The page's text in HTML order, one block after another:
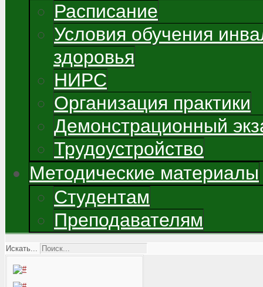
Расписание
Условия обучения
здоровья
НИРС
Организация практики
Демонстрационный
Трудоустройство
Методические материалы
Студентам
Преподавателям
Искать...